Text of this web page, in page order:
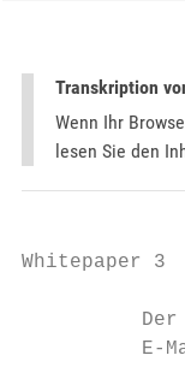
Transkription
Wenn Ihr
lesen Sie den
Whitepaper 3
Der
E-